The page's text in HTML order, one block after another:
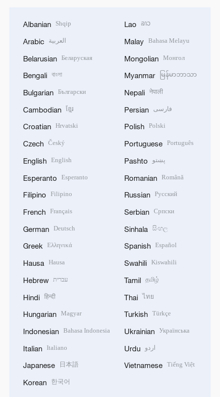
Albanian Shqip
Arabic العربية
Belarusian Беларуская
Bengali বাংলা
Bulgarian Български
Cambodian ខ្មែរ
Croatian Hrvatski
Czech Český
English English
Esperanto Esperanto
Filipino Filipino
French Français
German Deutsch
Greek Ελληνικά
Hausa Hausa
Hebrew עברית
Hindi हिन्दी
Hungarian Magyar
Indonesian Bahasa Indonesia
Italian Italiano
Japanese 日本語
Korean 한국어
Lao ລາວ
Malay Bahasa Melayu
Mongolian Монгол
Myanmar မြန်မာဘာသာ
Nepali नेपाली
Persian فارسی
Polish Polski
Portuguese Português
Pashto پښتو
Romanian Română
Russian Русский
Serbian Српски
Sinhala සිංහල
Spanish Español
Swahili Kiswahili
Tamil தமிழ்
Thai ไทย
Turkish Türkçe
Ukrainian Українська
Urdu اردو
Vietnamese Tiếng Việt